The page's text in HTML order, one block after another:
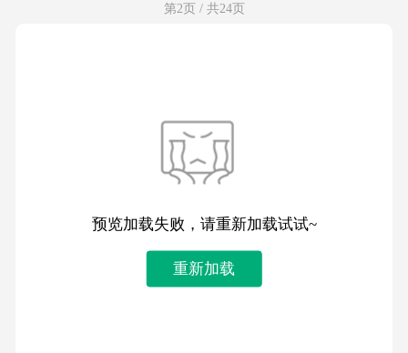
第2页 / 共24页
预览加载失败，请重新加载试试~
重新加载